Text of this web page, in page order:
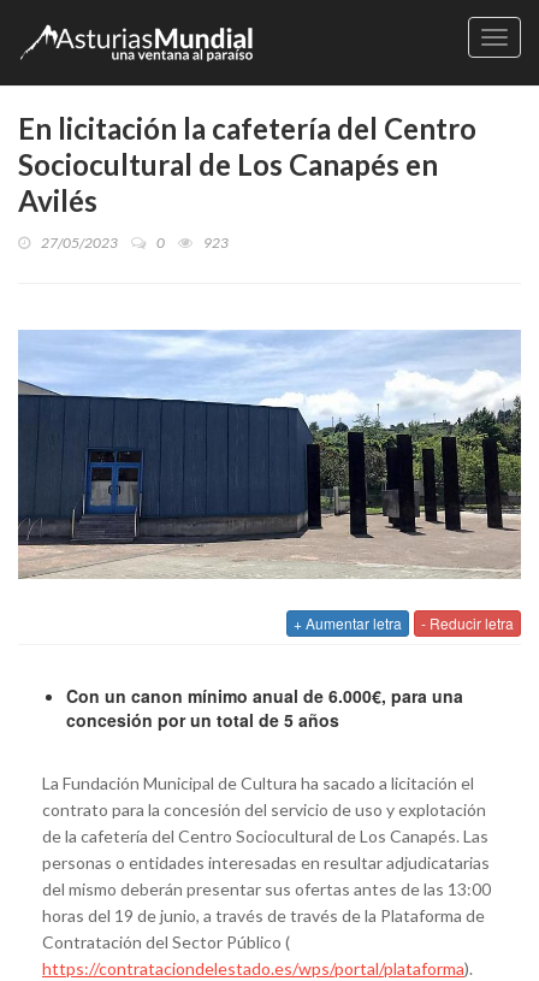
En licitación la cafetería del Centro
Sociocultural de Los Canapés en
Avilés
27/05/2023 0 923
+ Aumentar letra - Reducir letra
Con un canon mínimo anual de 6.000€, para una
concesión por un total de 5 años
La Fundación Municipal de Cultura ha sacado a licitación el
contrato para la concesión del servicio de uso y explotación
de la cafetería del Centro Sociocultural de Los Canapés. Las
personas o entidades interesadas en resultar adjudicatarias
del mismo deberán presentar sus ofertas antes de las 13:00
horas del 19 de junio, a través de través de la Plataforma de
Contratación del Sector Público (
https://contrataciondelestado.es/wps/portal/plataforma).